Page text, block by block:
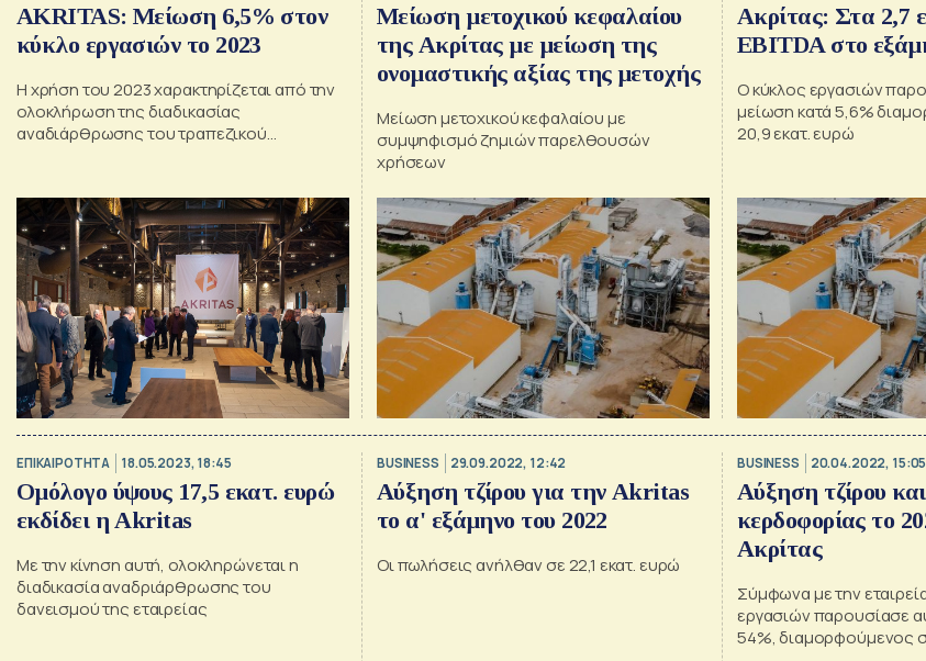
ΑKRITAS: Mείωση 6,5% στον
κύκλο εργασιών το 2023
Η χρήση του 2023 χαρακτηρίζεται από την
ολοκλήρωση της διαδικασίας
αναδιάρθρωσης του τραπεζικού
Μείωση μετοχικού κεφαλαίου
της Ακρίτας με μείωση της
ονομαστικής αξίας της μετοχής
Μείωση μετοχικού κεφαλαίου με
συμψηφισμό ζημιών παρελθουσών
χρήσεων
Ακρίτας: Στα 2,7
EBITDA στο
Ο κύκλος εργασιών
μείωση κατά 5,6%
20,9 εκατ. ευρώ
ΕΠΙΚΑΙΡΟΤΗΤΑ 18.05.2023, 18:45
Ομόλογο ύψους 17,5 εκατ. ευρώ
εκδίδει η Akritas
Με την κίνηση αυτή, ολοκληρώνεται η
διαδικασία αναδριάρθρωσης του
δανεισμού της εταιρείας
BUSINESS 29.09.2022, 12:42
Αύξηση τζίρου για την Akritas
το α' εξάμηνο του 2022
Οι πωλήσεις ανήλθαν σε 22,1 εκατ. ευρώ
BUSINESS 20.04.2022, 15:05
Αύξηση τζίρου
κερδοφορίας το
Ακρίτας
Σύμφωνα με την
εργασιών παρουσίασε
54%, διαμορφούμενος